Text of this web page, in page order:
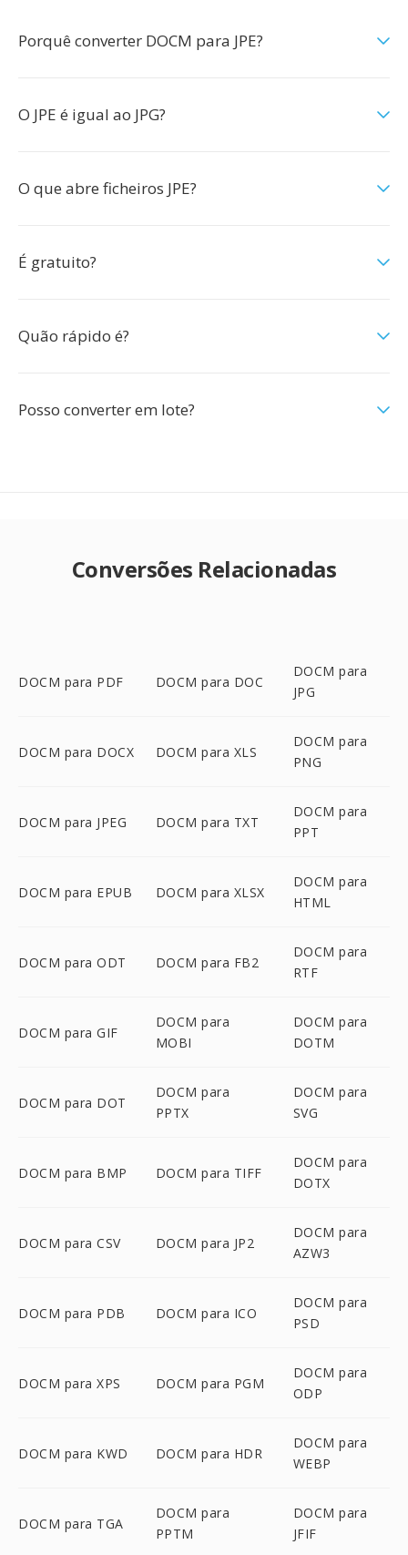
Porquê converter DOCM para JPE?
O JPE é igual ao JPG?
O que abre ficheiros JPE?
É gratuito?
Quão rápido é?
Posso converter em lote?
Conversões Relacionadas
DOCM para PDF DOCM para DOC
DOCM para
JPG
DOCM para DOCX DOCM para XLS
DOCM para
PNG
DOCM para JPEG DOCM para TXT
DOCM para
PPT
DOCM para EPUB DOCM para XLSX
DOCM para
HTML
DOCM para ODT DOCM para FB2
DOCM para
RTF
DOCM para GIF
DOCM para
MOBI
DOCM para
DOTM
DOCM para DOT
DOCM para
PPTX
DOCM para
SVG
DOCM para BMP DOCM para TIFF
DOCM para
DOTX
DOCM para CSV DOCM para JP2
DOCM para
AZW3
DOCM para PDB DOCM para ICO
DOCM para
PSD
DOCM para XPS DOCM para PGM
DOCM para
ODP
DOCM para KWD DOCM para HDR
DOCM para
WEBP
DOCM para TGA
DOCM para
PPTM
DOCM para
JFIF